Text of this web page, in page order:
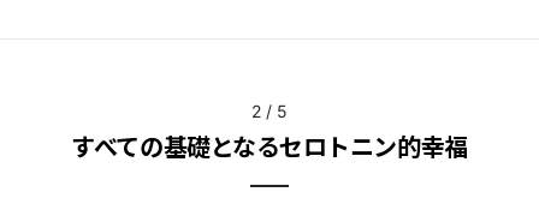
2 / 5
すべての基礎となるセロトニン的幸福